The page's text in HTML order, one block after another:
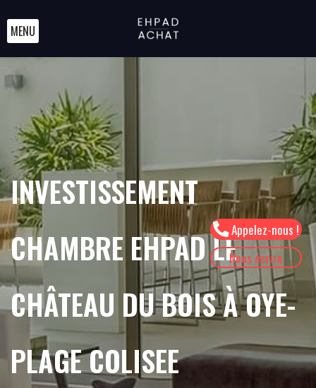
Appelez-nous !
Nous écrire
MENU
INVESTISSEMENT
CHAMBRE EHPAD LE
CHÂTEAU DU BOIS À OYE-
PLAGE COLISEE